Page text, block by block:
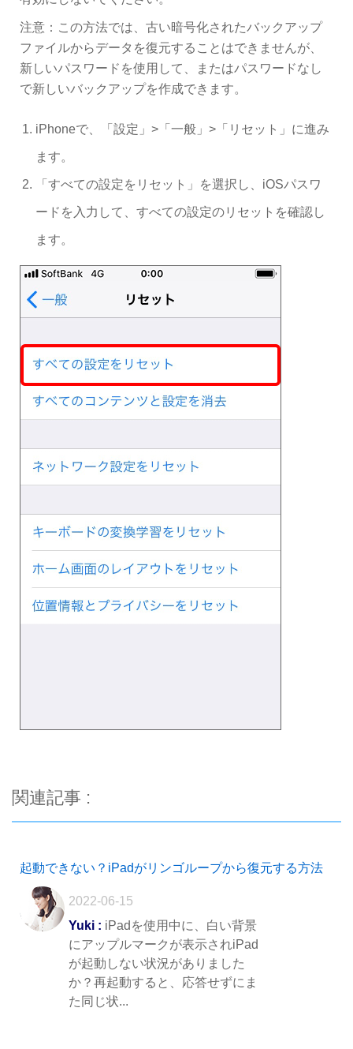
注意：この方法では、古い暗号化されたバックアップ
ファイルからデータを復元することはできませんが、
新しいパスワードを使用して、またはパスワードなし
で新しいバックアップを作成できます。
iPhoneで、「設定」>「一般」>「リセット」に進み
ます。
「すべての設定をリセット」を選択し、iOSパスワ
ードを入力して、すべての設定のリセットを確認し
ます。
関連記事 :
起動できない？iPadがリンゴループから復元する方法
2022-06-15
Yuki : iPadを使用中に、白い背景
にアップルマークが表示されiPad
が起動しない状況がありました
か？再起動すると、応答せずにま
た同じ状...